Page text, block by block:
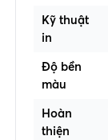
Kỹ thuật
in
Độ bền
màu
Hoàn
thiện